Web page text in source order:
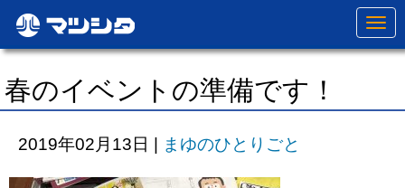
N
a
v
t
春のイベントの準備です！
2019年02月13日 | まゆのひとりごと